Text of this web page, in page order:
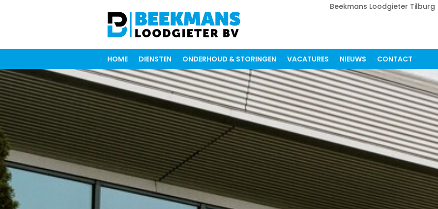
Beekmans Loodgieter Tilburg
HOME DIENSTEN ONDERHOUD & STORINGEN VACATURES NIEUWS CONTACT